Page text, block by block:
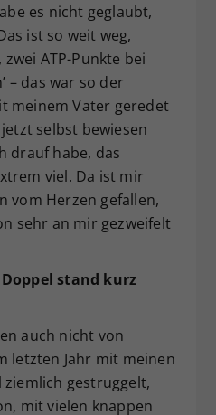
es nicht geglaubt,
ist so weit weg,
ATP-Punkte bei
– das war so der
meinem Vater geredet
selbst bewiesen
drauf habe, das
viel. Da ist mir
vom Herzen gefallen,
sehr an mir gezweifelt
stand kurz
auch nicht von
letzten Jahr mit meinen
ziemlich gestruggelt,
mit vielen knappen